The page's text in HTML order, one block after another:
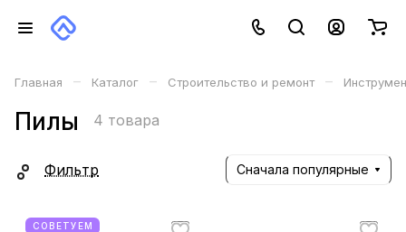
Главная – Каталог – Строительство и ремонт –
Пилы 4 товара
Фильтр Сначала популярные
СОВЕТУЕМ